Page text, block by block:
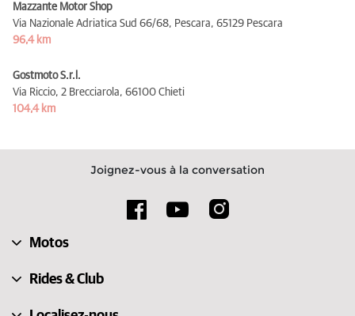
Mazzante Motor Shop
Via Nazionale Adriatica Sud 66/68, Pescara, 65129 Pescara
96,4 km
Gostmoto S.r.l.
Via Riccio, 2 Brecciarola, 66100 Chieti
104,4 km
Joignez-vous à la conversation
Motos
Rides & Club